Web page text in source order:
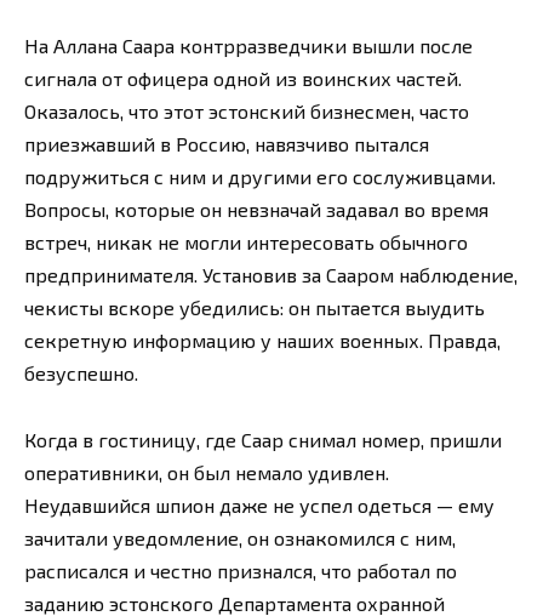
На Аллана Саара контрразведчики вышли после
сигнала от офицера одной из воинских частей.
Оказалось, что этот эстонский бизнесмен, часто
приезжавший в Россию, навязчиво пытался
подружиться с ним и другими его сослуживцами.
Вопросы, которые он невзначай задавал во время
встреч, никак не могли интересовать обычного
предпринимателя. Установив за Сааром наблюдение,
чекисты вскоре убедились: он пытается выудить
секретную информацию у наших военных. Правда,
безуспешно.
Когда в гостиницу, где Саар снимал номер, пришли
оперативники, он был немало удивлен.
Неудавшийся шпион даже не успел одеться — ему
зачитали уведомление, он ознакомился с ним,
расписался и честно признался, что работал по
заданию эстонского Департамента охранной